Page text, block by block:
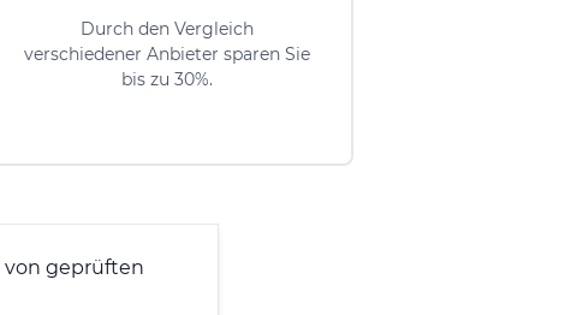
Durch den Vergleich
verschiedener Anbieter sparen Sie
bis zu 30%.
von geprüften